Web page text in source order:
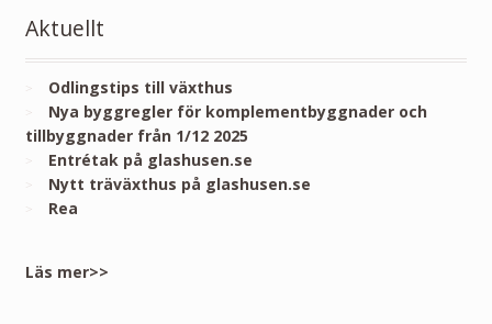
Aktuellt
Odlingstips till växthus
Nya byggregler för komplementbyggnader och
tillbyggnader från 1/12 2025
Entrétak på glashusen.se
Nytt träväxthus på glashusen.se
Rea
Läs mer>>